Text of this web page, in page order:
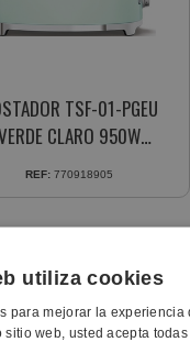
TSF-01-PGEU
CLARO 950W
2RANURAS 6 NIVELES
REF: 770918905
utiliza cookies
para mejorar la experiencia
web, usted acepta